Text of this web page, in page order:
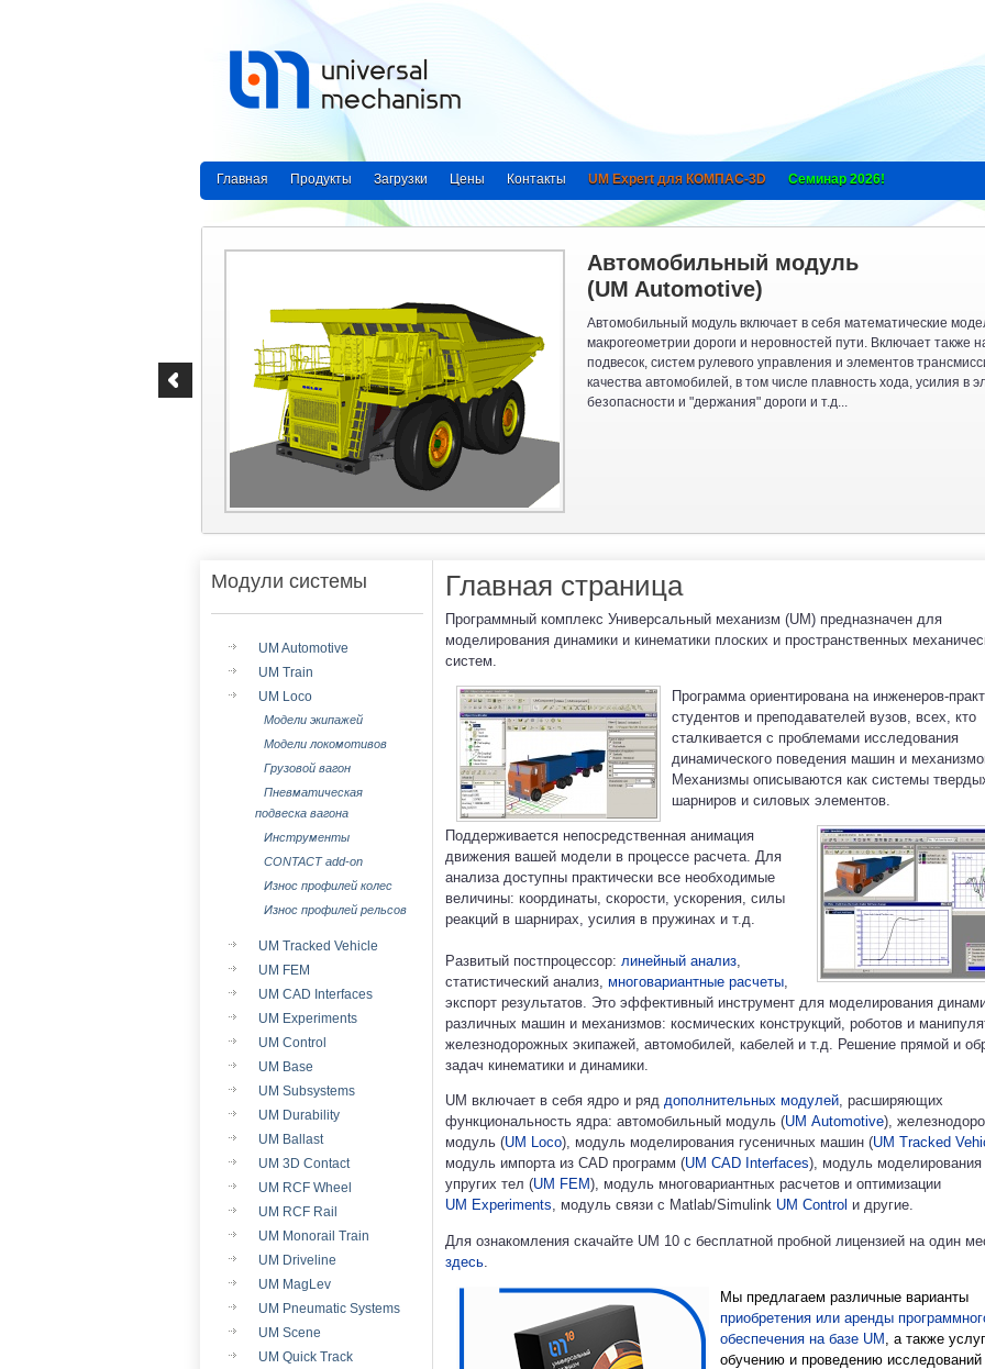
Главная Продукты Загрузки Цены Контакты UM Expert для КОМПАС-3D Семинар 2026!
Автомобильный модуль
(UM Automotive)
Автомобильный модуль включает в себя математические
макрогеометрии дороги и неровностей пути. Включает также
подвесок, систем рулевого управления и элементов
качества автомобилей, в том числе плавность хода, усилия в
безопасности и "держания" дороги и т.д...
Модули системы
UM Automotive
UM Train
UM Loco
Модели экипажей
Модели локомотивов
Грузовой вагон
Пневматическая
подвеска вагона
Инструменты
CONTACT add-on
Износ профилей колес
Износ профилей рельсов
UM Tracked Vehicle
UM FEM
UM CAD Interfaces
UM Experiments
UM Control
UM Base
UM Subsystems
UM Durability
UM Ballast
UM 3D Contact
UM RCF Wheel
UM RCF Rail
UM Monorail Train
UM Driveline
UM MagLev
UM Pneumatic Systems
UM Scene
UM Quick Track
Главная страница
Программный комплекс Универсальный механизм (UM) предназначен для
моделирования динамики и кинематики плоских и пространственных
систем.
Программа ориентирована на инженеров-
студентов и преподавателей вузов, всех, кто
сталкивается с проблемами исследования
динамического поведения машин и
Механизмы описываются как системы
шарниров и силовых элементов.
Поддерживается непосредственная анимация
движения вашей модели в процессе расчета. Для
анализа доступны практически все необходимые
величины: координаты, скорости, ускорения, силы
реакций в шарнирах, усилия в пружинах и т.д.
Развитый постпроцессор: линейный анализ,
статистический анализ, многовариантные расчеты,
экспорт результатов. Это эффективный инструмент для моделирования
различных машин и механизмов: космических конструкций, роботов и
железнодорожных экипажей, автомобилей, кабелей и т.д. Решение прямой и
задач кинематики и динамики.
UM включает в себя ядро и ряд дополнительных модулей, расширяющих
функциональность ядра: автомобильный модуль (UM Automotive),
модуль (UM Loco), модуль моделирования гусеничных машин (UM Tracked
модуль импорта из CAD программ (UM CAD Interfaces), модуль моделирования
упругих тел (UM FEM), модуль многовариантных расчетов и оптимизации
UM Experiments, модуль связи с Matlab/Simulink UM Control и другие.
Для ознакомления скачайте UM 10 с бесплатной пробной лицензией на один
здесь
Мы предлагаем различные варианты
приобретения или аренды
обеспечения на базе UM
, а также
обучению и проведению исследований